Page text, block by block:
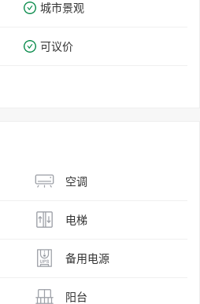
城市景观
可议价
空调
电梯
备用电源
阳台